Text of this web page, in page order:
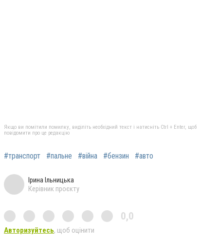
Якщо ви помітили помилку, виділіть необхідний текст і натисніть Ctrl + Enter, щоб
повідомити про це редакцію
#транспорт #пальне #війна #бензин #авто
Ірина Ільницька
Керівник проєкту
0,0
Авторизуйтесь, щоб оцінити